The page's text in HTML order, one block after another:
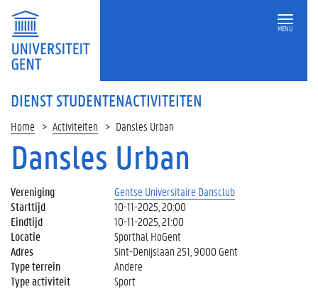
MENU
DIENST STUDENTENACTIVITEITEN
Home Activiteiten Dansles Urban
Dansles Urban
Vereniging
Gentse Universitaire Dansclub
Starttijd
10-11-2025, 20:00
Eindtijd
10-11-2025, 21:00
Locatie
Sporthal HoGent
Adres
Sint-Denijslaan 251, 9000 Gent
Type terrein
Andere
Type activiteit
Sport